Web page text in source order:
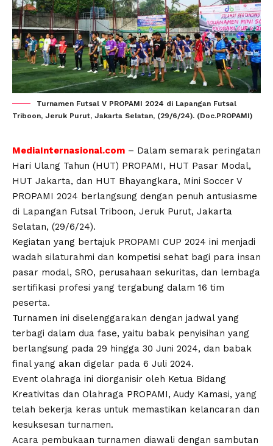
Turnamen Futsal V PROPAMI 2024 di Lapangan Futsal
Triboon, Jeruk Purut, Jakarta Selatan, (29/6/24). (Doc.PROPAMI)
MediaInternasional.com – Dalam semarak peringatan
Hari Ulang Tahun (HUT) PROPAMI, HUT Pasar Modal,
HUT Jakarta, dan HUT Bhayangkara, Mini Soccer V
PROPAMI 2024 berlangsung dengan penuh antusiasme
di Lapangan Futsal Triboon, Jeruk Purut, Jakarta
Selatan, (29/6/24).
Kegiatan yang bertajuk PROPAMI CUP 2024 ini menjadi
wadah silaturahmi dan kompetisi sehat bagi para insan
pasar modal, SRO, perusahaan sekuritas, dan lembaga
sertifikasi profesi yang tergabung dalam 16 tim
peserta.
Turnamen ini diselenggarakan dengan jadwal yang
terbagi dalam dua fase, yaitu babak penyisihan yang
berlangsung pada 29 hingga 30 Juni 2024, dan babak
final yang akan digelar pada 6 Juli 2024.
Event olahraga ini diorganisir oleh Ketua Bidang
Kreativitas dan Olahraga PROPAMI, Audy Kamasi, yang
telah bekerja keras untuk memastikan kelancaran dan
kesuksesan turnamen.
Acara pembukaan turnamen diawali dengan sambutan